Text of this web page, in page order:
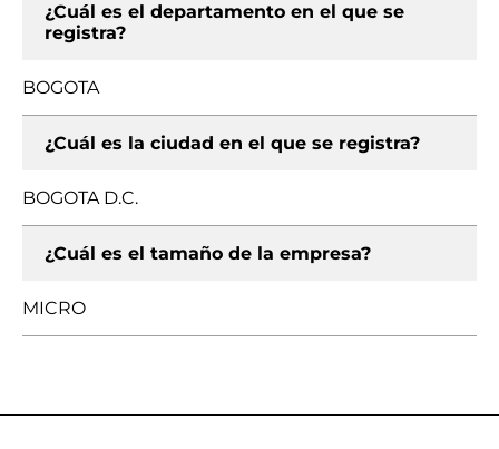
¿Cuál es el departamento en el que se
registra?
BOGOTA
¿Cuál es la ciudad en el que se registra?
BOGOTA D.C.
¿Cuál es el tamaño de la empresa?
MICRO